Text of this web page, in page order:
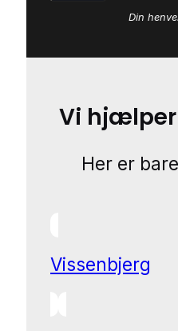
Din
Vi
Her er
Vissenbjerg